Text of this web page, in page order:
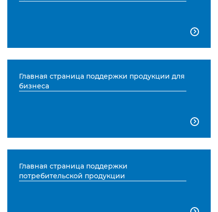

Главная страница поддержки продукции для
бизнеса

Главная страница поддержки
потребительской продукции